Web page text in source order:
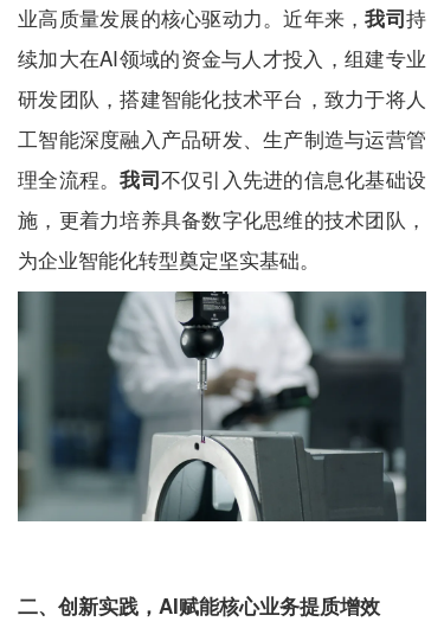
业高质量发展的核心驱动力。近年来，我司持
续加大在AI领域的资金与人才投入，组建专业
研发团队，搭建智能化技术平台，致力于将人
工智能深度融入产品研发、生产制造与运营管
理全流程。我司不仅引入先进的信息化基础设
施，更着力培养具备数字化思维的技术团队，
为企业智能化转型奠定坚实基础。
二、创新实践，AI赋能核心业务提质增效